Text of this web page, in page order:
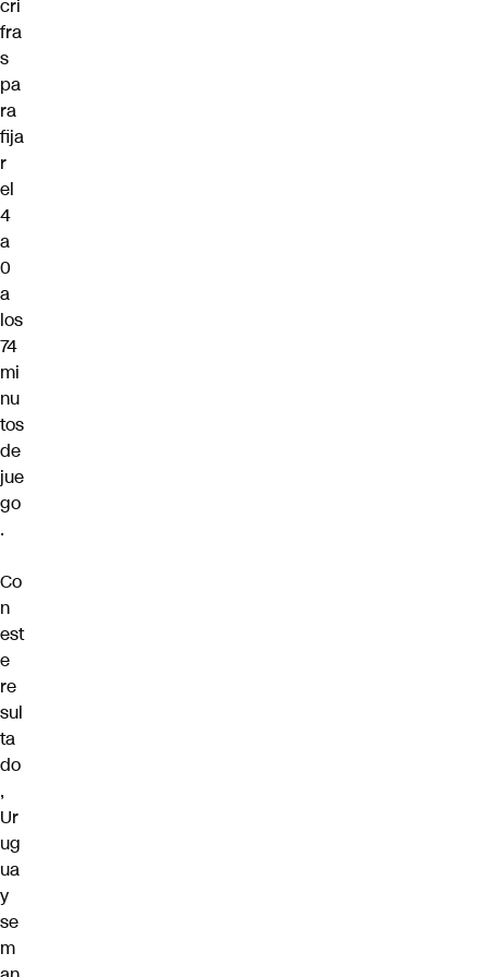
cri
fra
s
pa
ra
fija
r
el
4
a
0
a
los
74
mi
nu
tos
de
jue
go
.
Co
n
est
e
re
sul
ta
do
,
Ur
ug
ua
y
se
m